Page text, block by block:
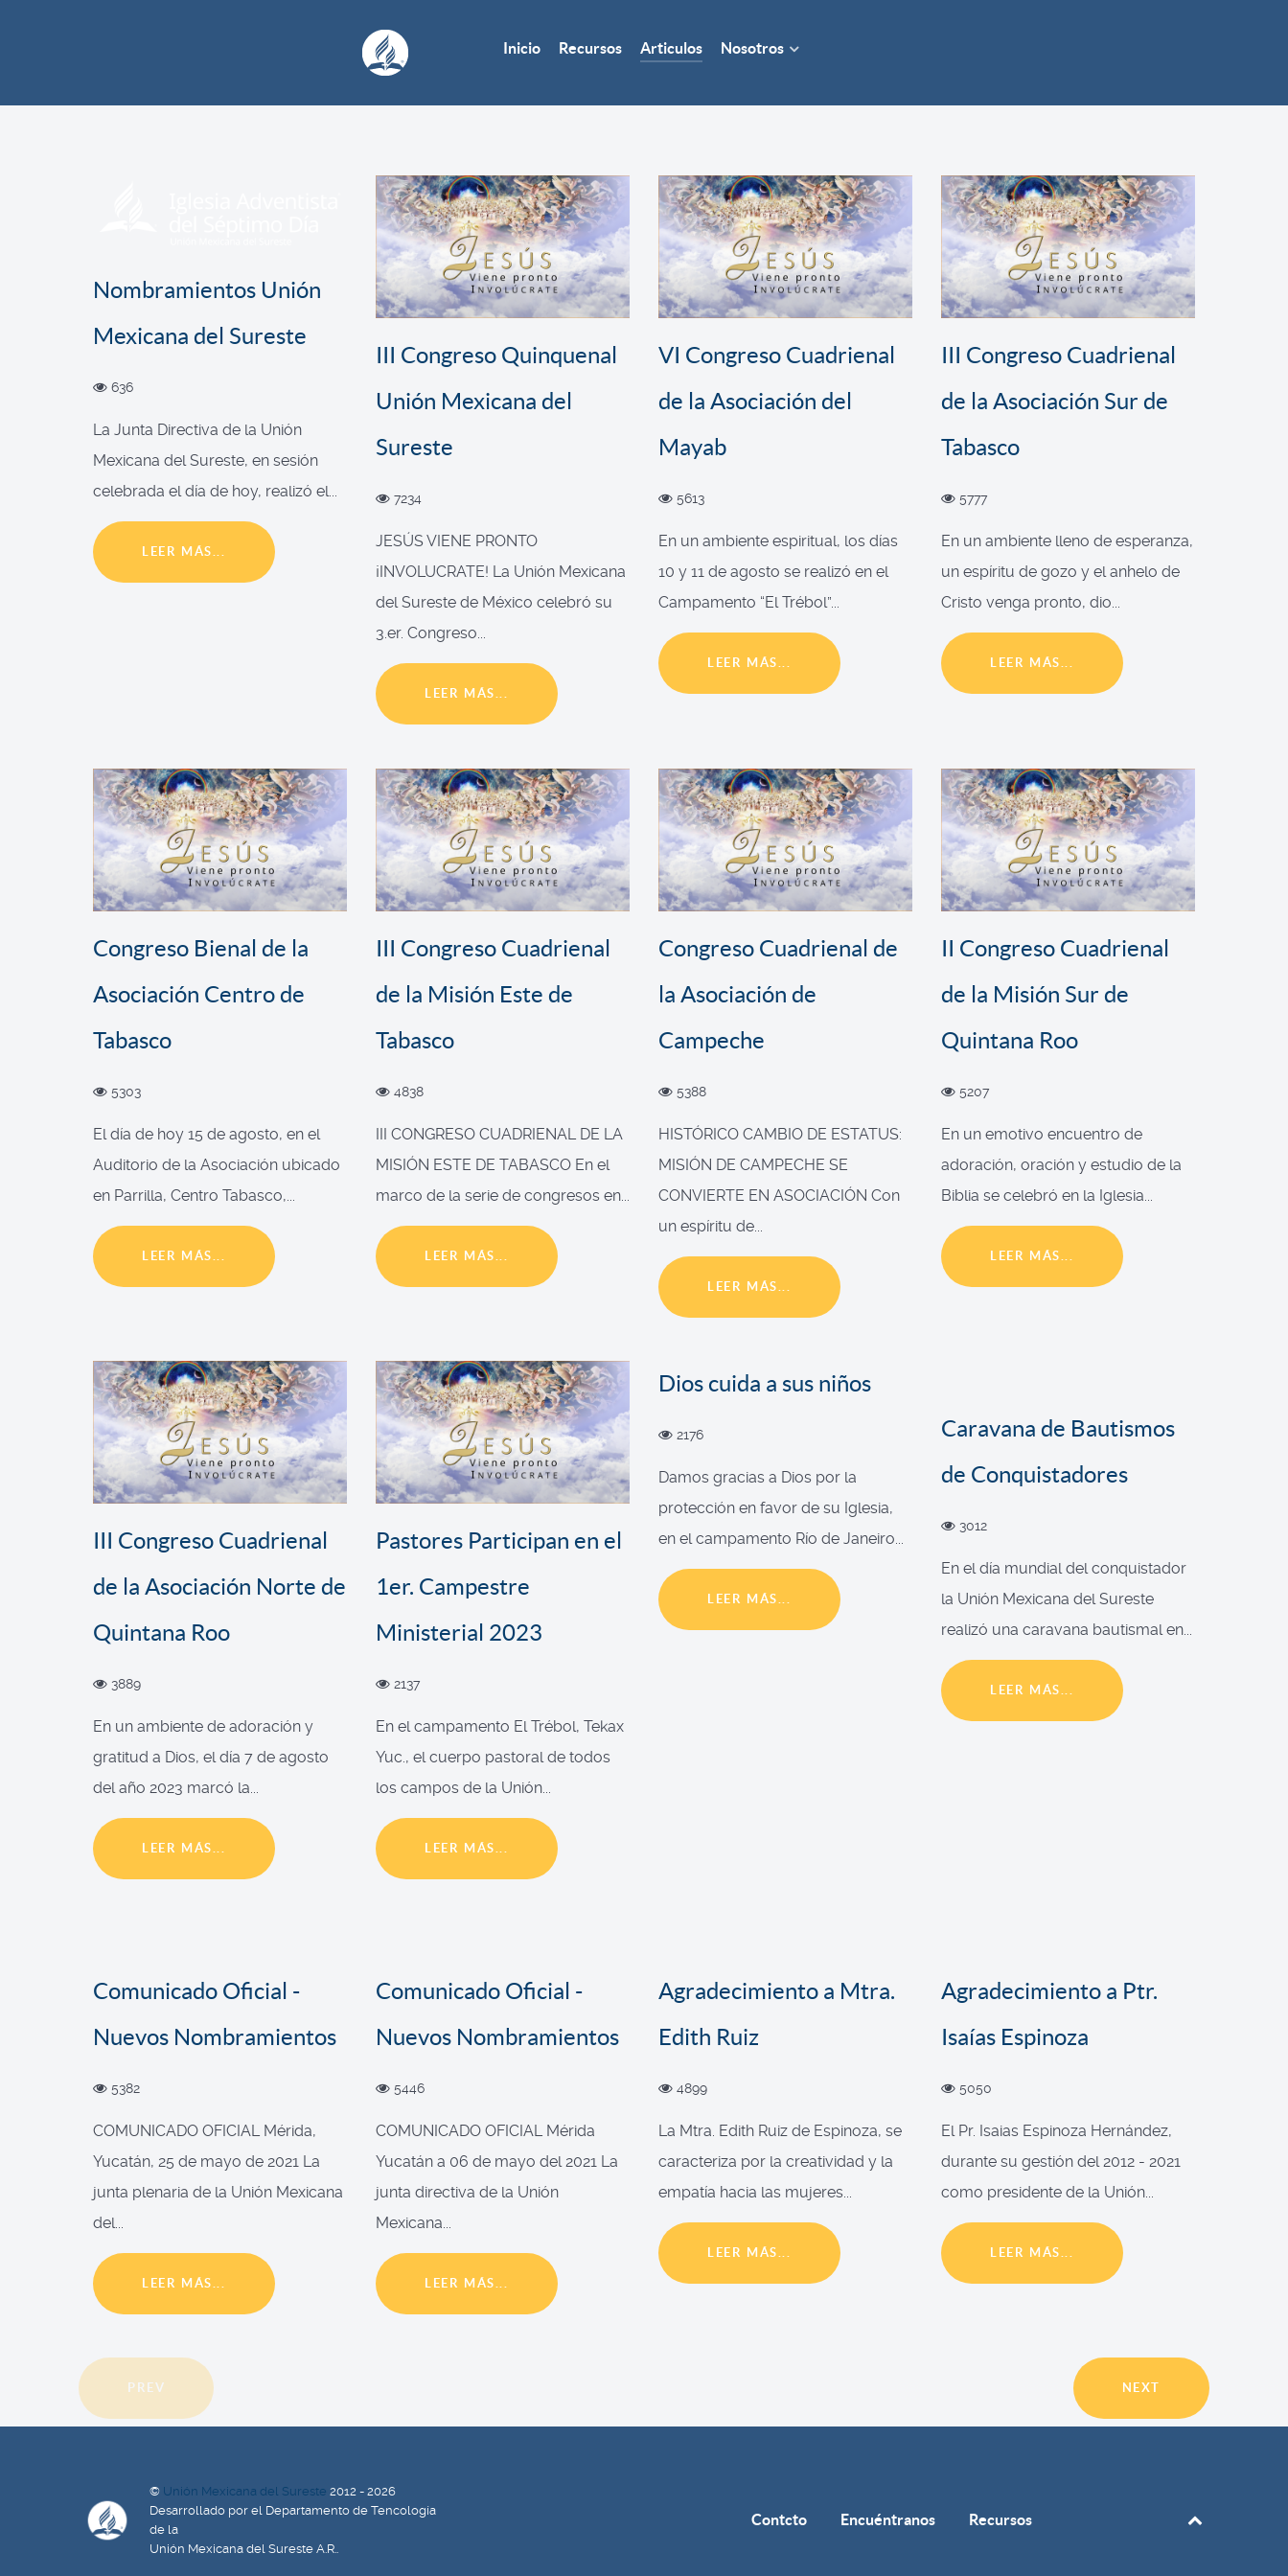
Inicio Recursos Articulos Nosotros
Nombramientos Unión
Mexicana del Sureste
636
La Junta Directiva de la Unión
Mexicana del Sureste, en sesión
celebrada el día de hoy, realizó el...
LEER MÁS...
III Congreso Quinquenal
Unión Mexicana del
Sureste
7234
JESÚS VIENE PRONTO
¡INVOLUCRATE! La Unión Mexicana
del Sureste de México celebró su
3.er. Congreso...
LEER MÁS...
VI Congreso Cuadrienal
de la Asociación del
Mayab
5613
En un ambiente espiritual, los días
10 y 11 de agosto se realizó en el
Campamento “El Trébol”...
LEER MÁS...
III Congreso Cuadrienal
de la Asociación Sur de
Tabasco
5777
En un ambiente lleno de esperanza,
un espíritu de gozo y el anhelo de
Cristo venga pronto, dio...
LEER MÁS...
Congreso Bienal de la
Asociación Centro de
Tabasco
5303
El día de hoy 15 de agosto, en el
Auditorio de la Asociación ubicado
en Parrilla, Centro Tabasco,...
LEER MÁS...
III Congreso Cuadrienal
de la Misión Este de
Tabasco
4838
III CONGRESO CUADRIENAL DE LA
MISIÓN ESTE DE TABASCO En el
marco de la serie de congresos en...
LEER MÁS...
Congreso Cuadrienal de
la Asociación de
Campeche
5388
HISTÓRICO CAMBIO DE ESTATUS:
MISIÓN DE CAMPECHE SE
CONVIERTE EN ASOCIACIÓN Con
un espíritu de...
LEER MÁS...
II Congreso Cuadrienal
de la Misión Sur de
Quintana Roo
5207
En un emotivo encuentro de
adoración, oración y estudio de la
Biblia se celebró en la Iglesia...
LEER MÁS...
III Congreso Cuadrienal
de la Asociación Norte de
Quintana Roo
3889
En un ambiente de adoración y
gratitud a Dios, el día 7 de agosto
del año 2023 marcó la...
LEER MÁS...
Pastores Participan en el
1er. Campestre
Ministerial 2023
2137
En el campamento El Trébol, Tekax
Yuc., el cuerpo pastoral de todos
los campos de la Unión...
LEER MÁS...
Dios cuida a sus niños
2176
Damos gracias a Dios por la
protección en favor de su Iglesia,
en el campamento Río de Janeiro...
LEER MÁS...
Caravana de Bautismos
de Conquistadores
3012
En el día mundial del conquistador
la Unión Mexicana del Sureste
realizó una caravana bautismal en...
LEER MÁS...
Comunicado Oficial -
Nuevos Nombramientos
5382
COMUNICADO OFICIAL Mérida,
Yucatán, 25 de mayo de 2021 La
junta plenaria de la Unión Mexicana
del...
LEER MÁS...
Comunicado Oficial -
Nuevos Nombramientos
5446
COMUNICADO OFICIAL Mérida
Yucatán a 06 de mayo del 2021 La
junta directiva de la Unión
Mexicana...
LEER MÁS...
Agradecimiento a Mtra.
Edith Ruiz
4899
La Mtra. Edith Ruiz de Espinoza, se
caracteriza por la creatividad y la
empatía hacia las mujeres...
LEER MÁS...
Agradecimiento a Ptr.
Isaías Espinoza
5050
El Pr. Isaias Espinoza Hernández,
durante su gestión del 2012 - 2021
como presidente de la Unión...
LEER MÁS...
PREV NEXT
© Unión Mexicana del Sureste 2012 - 2026
Desarrollado por el Departamento de Tencología
de la
Unión Mexicana del Sureste A.R..
Contcto Encuéntranos Recursos